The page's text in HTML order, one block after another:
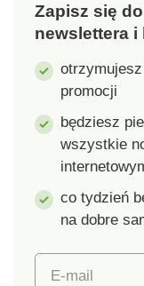
Zapisz się
newslettera i
promocji
będziesz
wszystkie
co tydzień
na dobre
E-mail